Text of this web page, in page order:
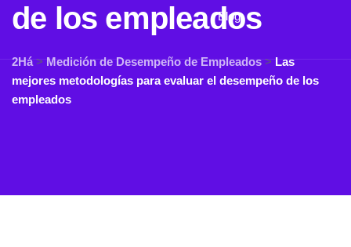
Blog
de los empleados
2Há>Medición de Desempeño de Empleados>Las
mejores metodologías para evaluar el desempeño de los
empleados